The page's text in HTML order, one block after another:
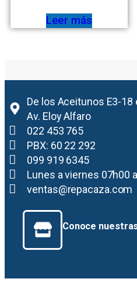
Leer más
De los Aceitunos E3-
Av. Eloy Alfaro
022 453 765
PBX: 60 22 292
099 919 6345
Lunes a viernes 07h00
ventas@repacaza.com
Conoce